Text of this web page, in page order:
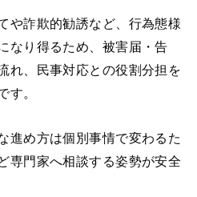
や詐欺的勧誘など、行為態様
なり得るため、被害届・告
れ、民事対応との役割分担を
す。
進め方は個別事情で変わるた
専門家へ相談する姿勢が安全